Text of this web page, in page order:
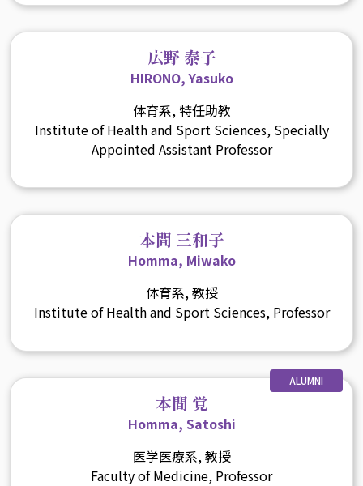
広野 泰子
HIRONO, Yasuko
体育系, 特任助教
Institute of Health and Sport Sciences, Specially
Appointed Assistant Professor
本間 三和子
Homma, Miwako
体育系, 教授
Institute of Health and Sport Sciences, Professor
ALUMNI
本間 覚
Homma, Satoshi
医学医療系, 教授
Faculty of Medicine, Professor